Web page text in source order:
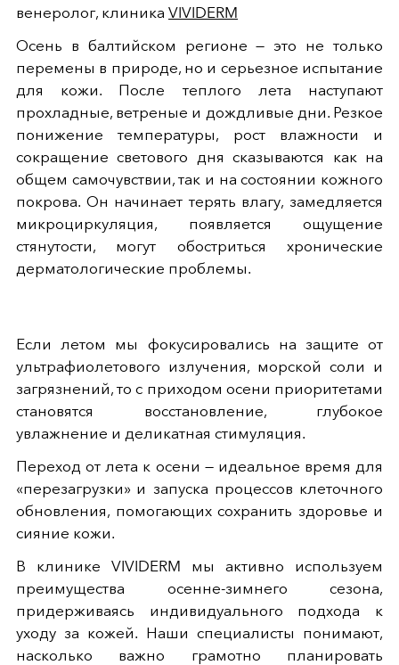
венеролог, клиника VIVIDERM
Осень в балтийском регионе — это не только
перемены в природе, но и серьезное испытание
для кожи. После теплого лета наступают
прохладные, ветреные и дождливые дни. Резкое
понижение температуры, рост влажности и
сокращение светового дня сказываются как на
общем самочувствии, так и на состоянии кожного
покрова. Он начинает терять влагу, замедляется
микроциркуляция, появляется ощущение
стянутости, могут обостриться хронические
дерматологические проблемы.
Если летом мы фокусировались на защите от
ультрафиолетового излучения, морской соли и
загрязнений, то с приходом осени приоритетами
становятся восстановление, глубокое
увлажнение и деликатная стимуляция.
Переход от лета к осени — идеальное время для
«перезагрузки» и запуска процессов клеточного
обновления, помогающих сохранить здоровье и
сияние кожи.
В клинике VIVIDERM мы активно используем
преимущества осенне-зимнего сезона,
придерживаясь индивидуального подхода к
уходу за кожей. Наши специалисты понимают,
насколько важно грамотно планировать